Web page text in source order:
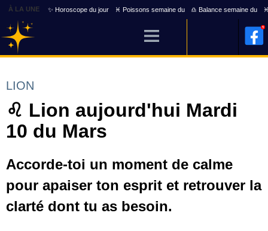
À LA UNE ✨ Horoscope du jour ♓ Poissons semaine du ♎ Balance semaine du
LION
♌ Lion aujourd'hui Mardi
10 du Mars
Accorde-toi un moment de calme
pour apaiser ton esprit et retrouver la
clarté dont tu as besoin.